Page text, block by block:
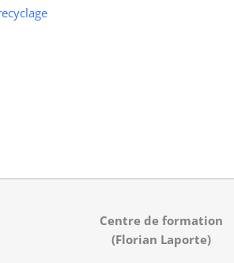
Centre de formation
(Florian Laporte)